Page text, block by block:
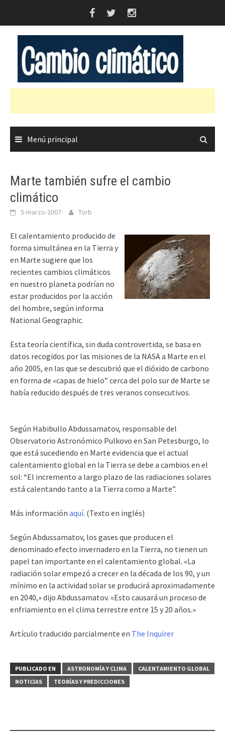
Menú principal
Marte también sufre el cambio
climático
5-marzo-2007 Torb
El calentamiento producido de
forma simultánea en la Tierra y
en Marte sugiere que los
recientes cambios climáticos
en nuestro planeta podrían no
estar producidos por la acción
del hombre, según informa
National Geographic.
Esta teoría científica, sin duda controvertida, se basa en
datos recogidos por las misiones de la NASA a Marte en el
año 2005, en las que se descubrió que el dióxido de carbono
en forma de «capas de hielo” cerca del polo sur de Marte se
había reducido después de tres veranos consecutivos.
Según Habibullo Abdussamatov, responsable del
Observatorio Astronómico Pulkovo en San Petesburgo, lo
que está sucediendo en Marte evidencia que el actual
calentamiento global en la Tierra se debe a cambios en el
sol: “El incremento a largo plazo de las radiaciones solares
está calentando tanto a la Tierra como a Marte”.
Más información aquí. (Texto en inglés)
Según Abdussamatov, los gases que producen el
denominado efecto invernadero en la Tierra, no tienen un
papel tan importante en el calentamiento global. «La
radiación solar empezó a crecer en la década de los 90, y un
mínimo en la actividad solar se producirá aproximadamente
en 2040,» dijo Abdussamatov. «Esto causará un proceso de
enfriamiento en el clima terrestre entre 15 y 20 años.»
Artículo traducido parcialmente en The Inquirer
PUBLICADO EN ASTRONOMÍA Y CLIMA
CALENTAMIENTO GLOBAL
NOTICIAS
TEORÍAS Y PREDICCIONES